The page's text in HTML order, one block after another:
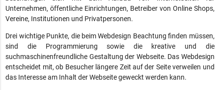
Unternehmen, öffentliche Einrichtungen, Betreiber von Online Shops,
Vereine, Institutionen und Privatpersonen.
Drei wichtige Punkte, die beim Webdesign Beachtung finden müssen,
sind die Programmierung sowie die kreative und die
suchmaschinenfreundliche Gestaltung der Webseite. Das Webdesign
entscheidet mit, ob Besucher längere Zeit auf der Seite verweilen und
das Interesse am Inhalt der Webseite geweckt werden kann.